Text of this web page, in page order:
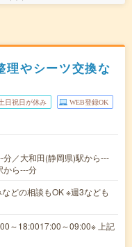
理やシーツ交換な
日祝日が休み WEB登録OK
／大和田(静岡県)駅から---
から---分
どの相談もOK ※週3なども
～18:0017:00～09:00※ 上記